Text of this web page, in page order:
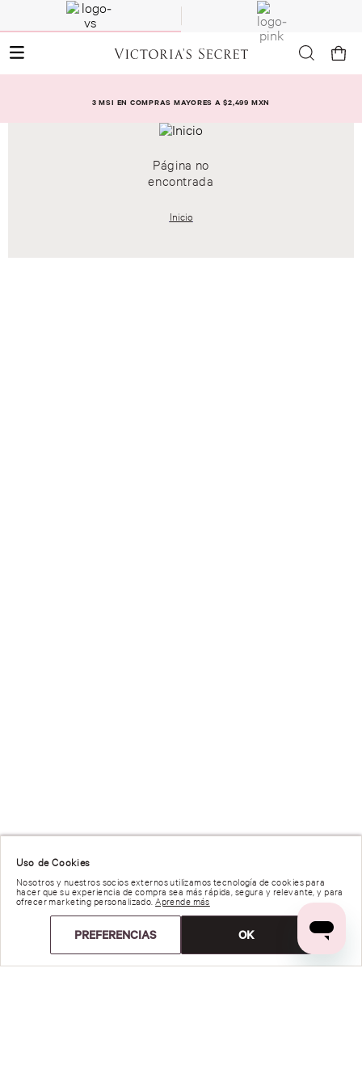
3 MSI EN COMPRAS MAYORES A $2,499 MXN
Uso de Cookies
Nosotros y nuestros socios externos utilizamos tecnología de cookies para
hacer que su experiencia de compra sea más rápida, segura y relevante, y para
ofrecer marketing personalizado. Aprende más
PREFERENCIAS OK
Página no
encontrada
Inicio